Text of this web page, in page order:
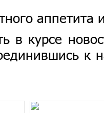
аппетита
в курсе
к